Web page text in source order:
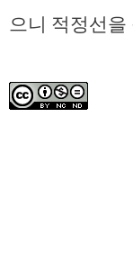
으니 적정선